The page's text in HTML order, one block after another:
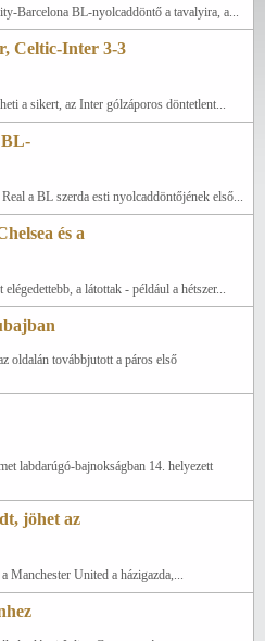
Barcelona BL-nyolcaddöntő a tavalyira, a...
Celtic-Inter 3-3
a sikert, az Inter gólzáporos döntetlent...
BL-
a BL szerda esti nyolcaddöntőjének első...
és a
a látottak - például a hétszer...
oldalán továbbjutott a páros első
labdarúgó-bajnokságban 14. helyezett
jöhet az
Manchester United a házigazda,...